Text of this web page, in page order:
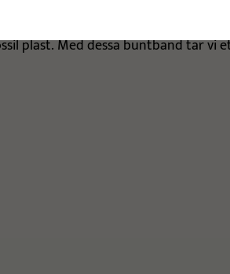
starka träfiberbaserade buntband
plast. Med dessa buntband tar vi